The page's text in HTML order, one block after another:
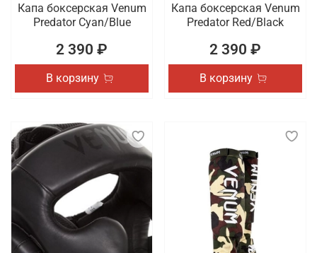
Капа боксерская Venum
Predator Cyan/Blue
2 390 ₽
В корзину
Капа боксерская Venum
Predator Red/Black
2 390 ₽
В корзину